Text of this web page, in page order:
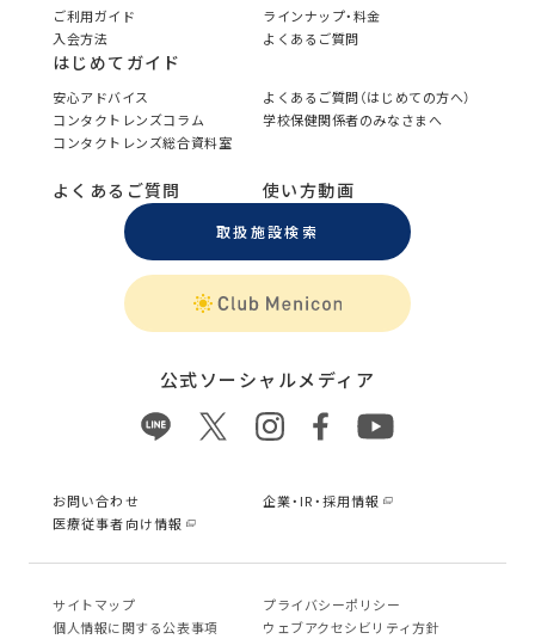
ご利用ガイド
ラインナップ・料金
入会方法
よくあるご質問
はじめてガイド
安心アドバイス
よくあるご質問（はじめての方へ）
コンタクトレンズコラム
学校保健関係者のみなさまへ
コンタクトレンズ総合資料室
よくあるご質問 使い方動画
取扱施設検索
公式ソーシャルメディア
お問い合わせ
企業・IR・採用情報
医療従事者向け情報
サイトマップ
プライバシーポリシー
個⼈情報に関する公表事項
ウェブアクセシビリティ方針